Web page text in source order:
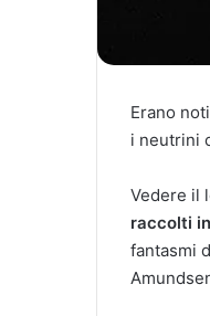
Erano
i neutrini
Vedere il
raccolti
fantasmi